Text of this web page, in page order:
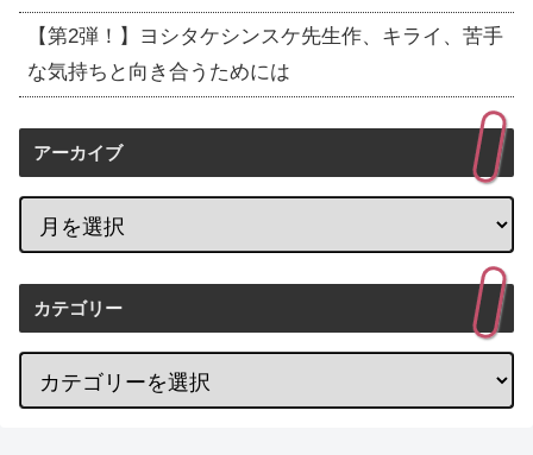
【第2弾！】ヨシタケシンスケ先生作、キライ、苦手
な気持ちと向き合うためには
アーカイブ
カテゴリー